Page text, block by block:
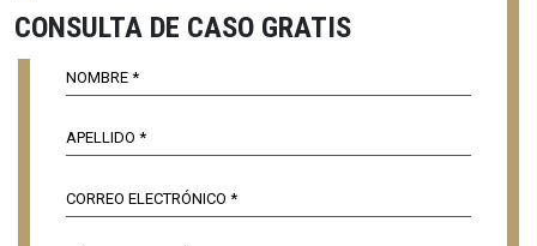
CONSULTA DE CASO GRATIS